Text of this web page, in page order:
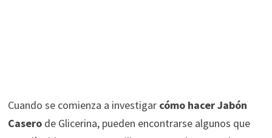
Cuando se comienza a investigar cómo hacer Jabón
Caserode Glicerina, pueden encontrarse algunos que